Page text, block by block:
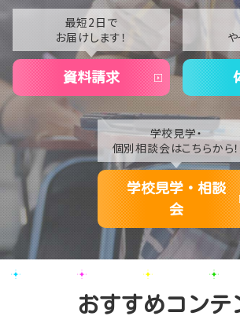
2021
2020
最短2日で
お届けします！
資料請求
や
学校見学・
個別相談会はこちらから！
学校見学・相談
会
おすすめコンテ